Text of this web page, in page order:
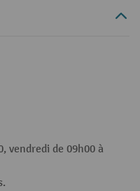
vendredi de 09h00 à